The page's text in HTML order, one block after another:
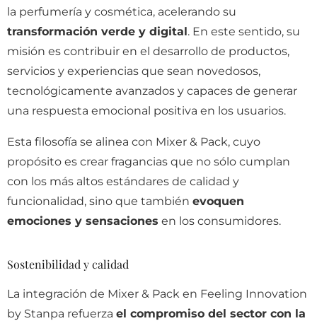
la perfumería y cosmética, acelerando su
transformación verde y digital. En este sentido, su
misión es contribuir en el desarrollo de productos,
servicios y experiencias que sean novedosos,
tecnológicamente avanzados y capaces de generar
una respuesta emocional positiva en los usuarios.
Esta filosofía se alinea con Mixer & Pack, cuyo
propósito es crear fragancias que no sólo cumplan
con los más altos estándares de calidad y
funcionalidad, sino que también evoquen
emociones y sensaciones en los consumidores.
Sostenibilidad y calidad
La integración de Mixer & Pack en Feeling Innovation
by Stanpa refuerza el compromiso del sector con la